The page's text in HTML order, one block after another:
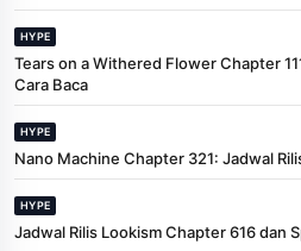
HYPE
Tears on a Withered Flower Chapter
Cara Baca
HYPE
Nano Machine Chapter 321: Jadwal
HYPE
Jadwal Rilis Lookism Chapter 616 dan